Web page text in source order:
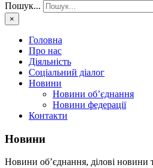
Пошук...
×
Головна
Про нас
Діяльність
Соціальний діалог
Новини
Новини об’єднання
Новини федерації
Контакти
Новини
Новини об’єднання, ділові новини